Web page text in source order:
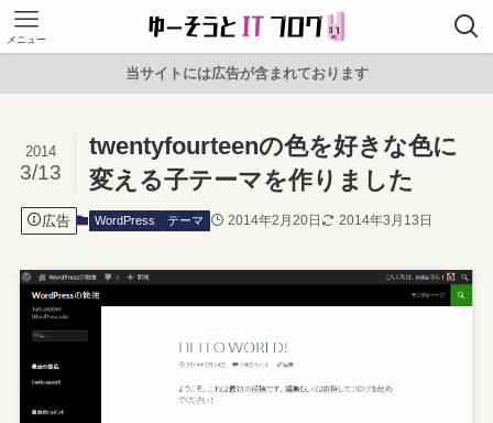
メニュー
当サイトには広告が含まれております
twentyfourteenの色を好きな色に
変える子テーマを作りました
2014
3/13
広告 WordPress テーマ 2014年2月20日 2014年3月13日